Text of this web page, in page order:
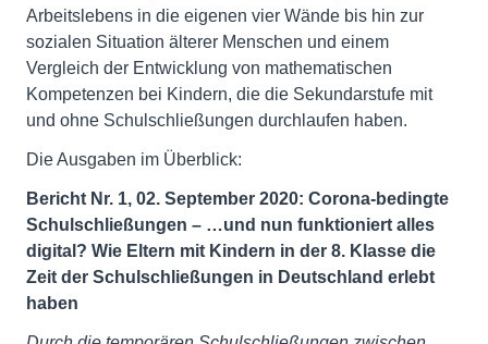
Arbeitslebens in die eigenen vier Wände bis hin zur
sozialen Situation älterer Menschen und einem
Vergleich der Entwicklung von mathematischen
Kompetenzen bei Kindern, die die Sekundarstufe mit
und ohne Schulschließungen durchlaufen haben.
Die Ausgaben im Überblick:
Bericht Nr. 1, 02. September 2020: Corona-bedingte
Schulschließungen – …und nun funktioniert alles
digital? Wie Eltern mit Kindern in der 8. Klasse die
Zeit der Schulschließungen in Deutschland erlebt
haben